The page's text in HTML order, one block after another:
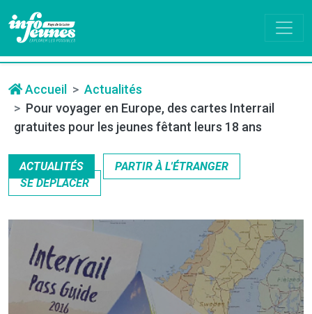
Accueil
Actualités
Pour voyager en Europe, des cartes Interrail
gratuites pour les jeunes fêtant leurs 18 ans
ACTUALITÉS
PARTIR À L'ÉTRANGER
SE DÉPLACER